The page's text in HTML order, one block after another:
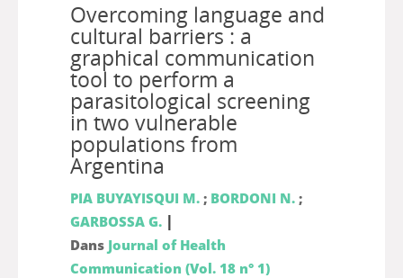
Overcoming language and
cultural barriers : a
graphical communication
tool to perform a
parasitological screening
in two vulnerable
populations from
Argentina
PIA BUYAYISQUI M.; BORDONI N.;
GARBOSSA G. |
Dans Journal of Health
Communication (Vol. 18 n° 1)